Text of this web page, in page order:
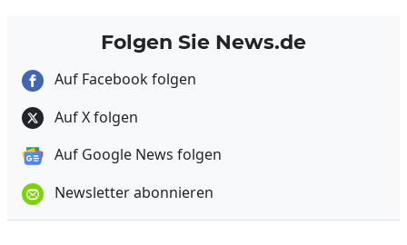
Folgen Sie News.de
Auf Facebook folgen
Auf X folgen
Auf Google News folgen
Newsletter abonnieren